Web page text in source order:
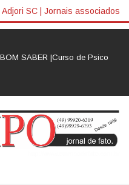
Adjori SC | Jornais associados
SABER |Curso de Psicologia